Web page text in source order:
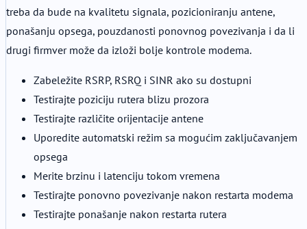
treba da bude na kvalitetu signala, pozicioniranju antene,
ponašanju opsega, pouzdanosti ponovnog povezivanja i da li
drugi firmver može da izloži bolje kontrole modema.
Zabeležite RSRP, RSRQ i SINR ako su dostupni
Testirajte poziciju rutera blizu prozora
Testirajte različite orijentacije antene
Uporedite automatski režim sa mogućim zaključavanjem
opsega
Merite brzinu i latenciju tokom vremena
Testirajte ponovno povezivanje nakon restarta modema
Testirajte ponašanje nakon restarta rutera